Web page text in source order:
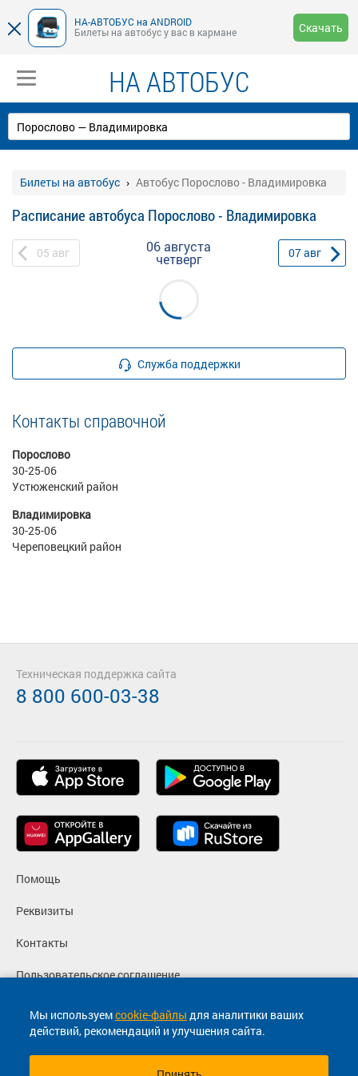
НА-АВТОБУС на ANDROID
Билеты на автобус у вас в кармане
Скачать
НА АВТОБУС
Билеты на автобус Автобус Порослово - Владимировка
Расписание автобуса Порослово - Владимировка
05 авг 06 августа
четверг 07авг
Служба поддержки
Контакты справочной
Порослово
30-25-06
Устюженский район
Владимировка
30-25-06
Череповецкий район
Мы используемcookie-файлы для аналитики ваших
действий, рекомендаций и улучшения сайта.
Помощь
Реквизиты
Контакты
Пользовательское соглашение
Политика конфиденциальности
Согласие на маркетинговые сообщения
Техническая поддержка сайта
8 800 600-03-38